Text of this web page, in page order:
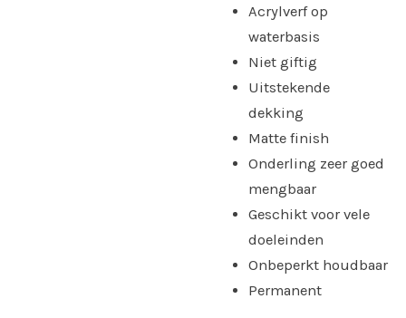
Acrylverf op
waterbasis
Niet giftig
Uitstekende
dekking
Matte finish
Onderling zeer goed
mengbaar
Geschikt voor vele
doeleinden
Onbeperkt houdbaar
Permanent